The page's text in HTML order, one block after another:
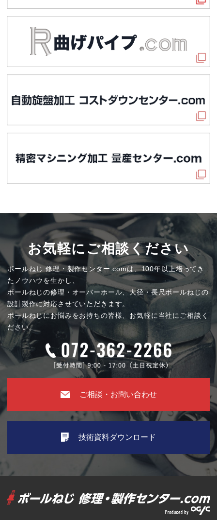
お気軽にご相談ください
ボールねじ 修理・製作センター.comは、100年以上培ってき
たノウハウを生かし、
ボールねじの修理・オーバーホール、大径・長尺ボールねじの
設計製作に対応させていただきます。
ボールねじにお悩みをお持ちの皆様、お気軽に当社にご相談く
ださい。
ご相談・お問い合わせ
技術資料ダウンロード